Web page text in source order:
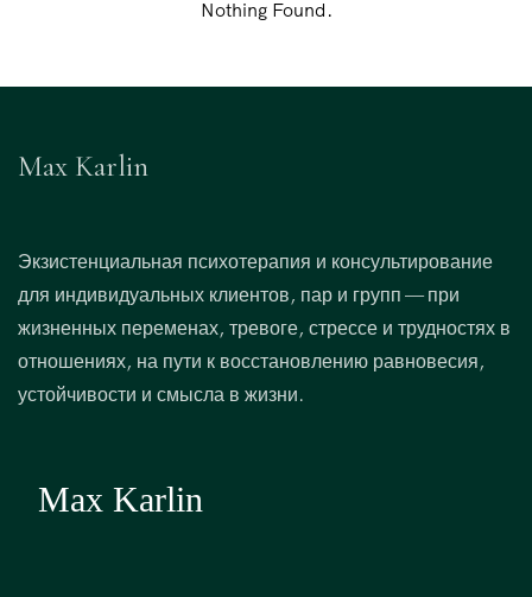
Nothing Found.
Max Karlin
Экзистенциальная психотерапия и консультирование
для индивидуальных клиентов, пар и групп — при
жизненных переменах, тревоге, стрессе и трудностях в
отношениях, на пути к восстановлению равновесия,
устойчивости и смысла в жизни.